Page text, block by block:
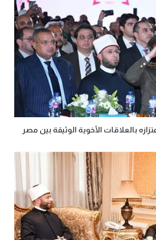
بالعلاقات الأخوية الوثيقة بين مصر